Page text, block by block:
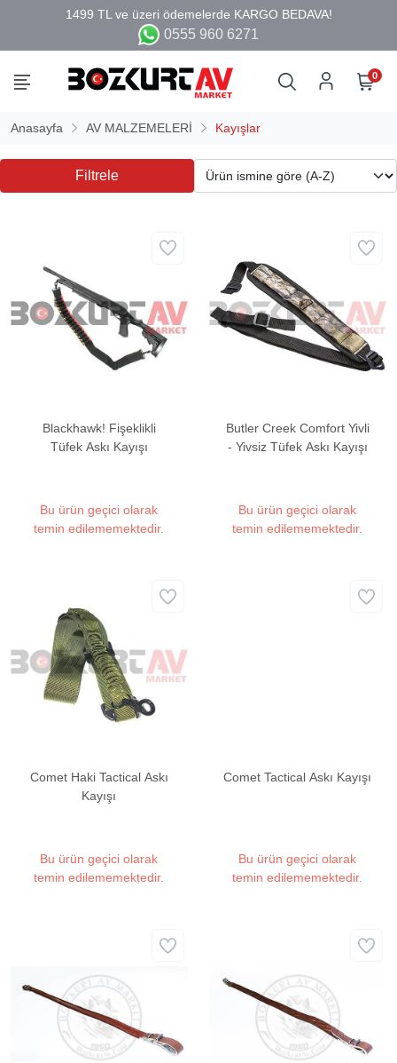
0555 960 6271
0
Anasayfa AV MALZEMELERİ Kayışlar
Filtrele
Blackhawk! Fişeklikli
Tüfek Askı Kayışı
Bu ürün geçici olarak
temin edilememektedir.
Butler Creek Comfort Yivli
- Yivsiz Tüfek Askı Kayışı
Bu ürün geçici olarak
temin edilememektedir.
Comet Haki Tactical Askı
Kayışı
Bu ürün geçici olarak
temin edilememektedir.
Comet Tactical Askı Kayışı
Bu ürün geçici olarak
temin edilememektedir.